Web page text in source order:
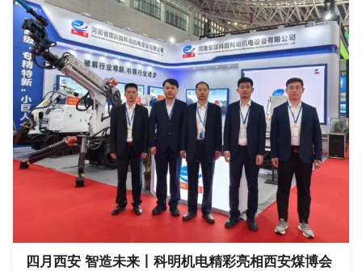
四月西安 智造未来丨科明机电精彩亮相西安煤博会